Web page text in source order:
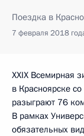
Поездка в
7 февраля 2018
XXIX Всемирная
в Красноярске
разыграют 76
В рамках
обязательных